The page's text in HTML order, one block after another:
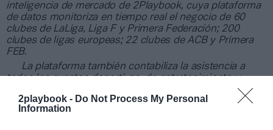
2playbook - Do Not Process My Personal
Information
inteligencia de mercado de 2Playbook, cuya plataforma
de datos monitoriza en tiempo real el negocio de 60
clubes de LaLiga, Liga F y Primera Federación; 200
clubes de ligas europeas; 22 clubes de ACB y Primera
FEB.
La plataforma también contabiliza la asistencia a
todos los eventos deportivos, de entretenimiento y
música en España, así como más de 25.000 contratos
de patrocinio en el mercado español y otros 7.000
contratos de las ligas europeas y norteamericanas de